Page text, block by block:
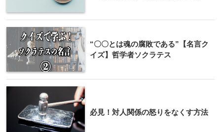
“〇〇とは魂の腐敗である”【名言ク
イズ】哲学者ソクラテス
必見！対人関係の怒りをなくす方法